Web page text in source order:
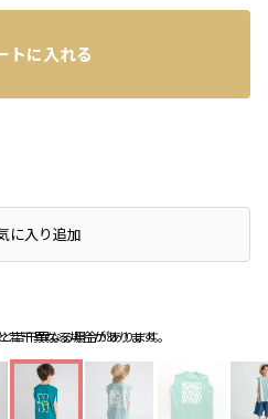
干異なる場合があります。
干異なる場合があります。
トに入れる
に入り追加